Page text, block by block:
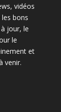
vidéos
bons
jour, le
le
et
venir.